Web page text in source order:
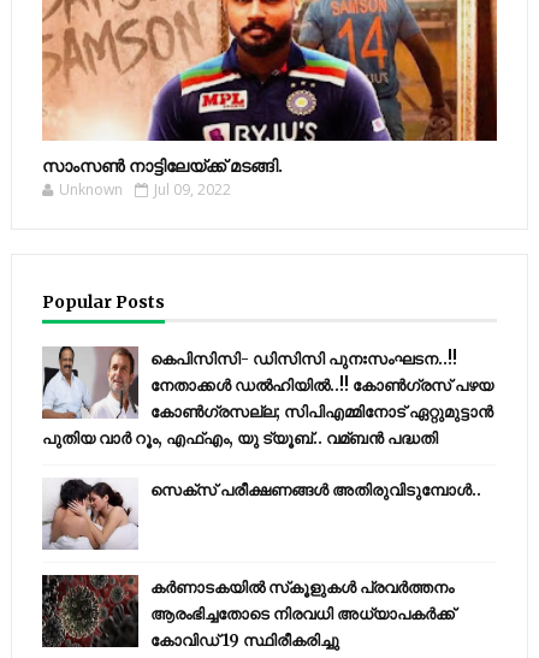
സാംസണ്‍ നാട്ടിലേയ്‌ക്ക് മടങ്ങി.
Unknown Jul 09, 2022
Popular Posts
കെപിസിസി- ഡിസിസി പുനഃസംഘടന..!!
നേതാക്കൾ ഡൽഹിയിൽ..!! കോണ്‍ഗ്രസ് പഴയ
കോണ്‍ഗ്രസല്ല; സിപിഎമ്മിനോട് ഏറ്റുമുട്ടാന്‍
പുതിയ വാര്‍ റൂം, എഫ്‌എം, യു ട്യൂബ്.. വമ്ബന്‍ പദ്ധതി
സെക്സ് പരീക്ഷണങ്ങൾ അതിരുവിടുമ്പോൾ..
കര്‍ണാടകയില്‍ സ്‌കൂളുകള്‍ പ്രവര്‍ത്തനം
ആരംഭിച്ചതോടെ നിരവധി അധ്യാപകര്‍ക്ക്
കോവിഡ് 19 സ്ഥിരീകരിച്ചു